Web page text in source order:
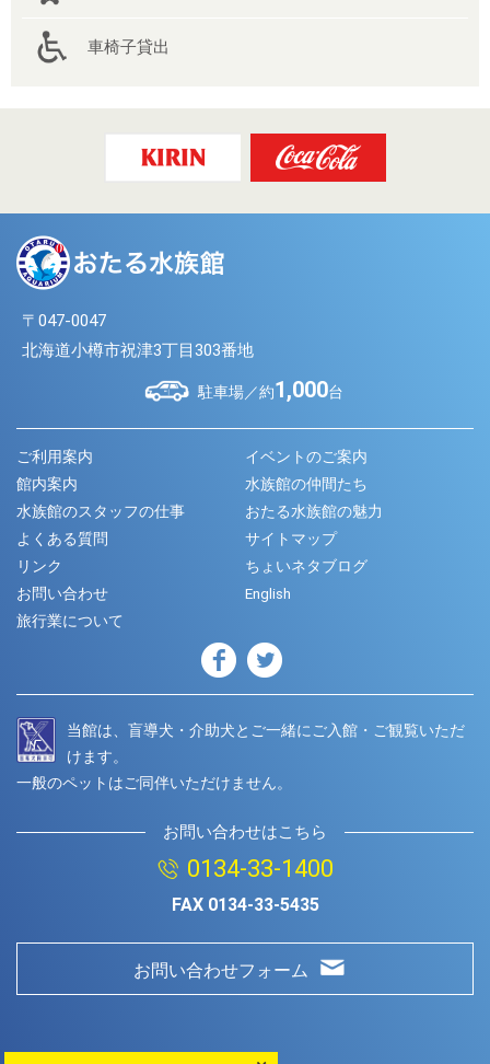
車椅子貸出
〒047-0047
北海道小樽市祝津3丁目303番地
駐車場／約1,000台
ご利用案内
イベントのご案内
館内案内
水族館の仲間たち
水族館のスタッフの仕事
おたる水族館の魅力
よくある質問
サイトマップ
リンク
ちょいネタブログ
お問い合わせ
English
旅行業について
当館は、盲導犬・介助犬とご一緒にご入館・ご観覧いただ
けます。
一般のペットはご同伴いただけません。
お問い合わせはこちら
0134-33-1400
FAX 0134-33-5435
お問い合わせフォーム